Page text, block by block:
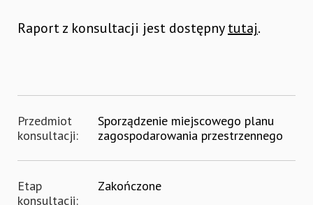
Raport z konsultacji jest dostępnytutaj.
Przedmiot
konsultacji:
Sporządzenie miejscowego planu
zagospodarowania przestrzennego
Etap
konsultacji:
Zakończone